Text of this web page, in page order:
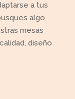
a tus
algo
mesas
diseño